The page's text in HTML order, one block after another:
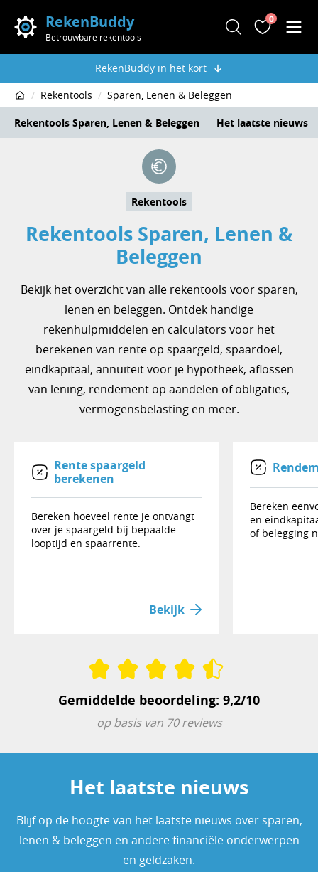
RekenBuddy
Betrouwbare rekentools Zoeken
0
RekenBuddy in het kort
HomeRekentools Sparen, Lenen & Beleggen
Rekentools Sparen, Lenen & Beleggen Het laatste nieuws
Rekentools
Rekentools Sparen, Lenen &
Beleggen
Bekijk het overzicht van alle rekentools voor sparen,
lenen en beleggen. Ontdek handige
rekenhulpmiddelen en calculators voor het
berekenen van rente op spaargeld, spaardoel,
eindkapitaal, annuïteit voor je hypotheek, aflossen
van lening, rendement op aandelen of obligaties,
vermogensbelasting en meer.
Rente spaargeld
berekenen
Bereken hoeveel rente je ontvangt
over je spaargeld bij bepaalde
looptijd en spaarrente.
Bekijk
Bereken
en
of belegging
Gemiddelde beoordeling: 9,2/10
op basis van 70 reviews
Het laatste nieuws
Blijf op de hoogte van het laatste nieuws over sparen,
lenen & beleggen en andere financiële onderwerpen
en geldzaken.